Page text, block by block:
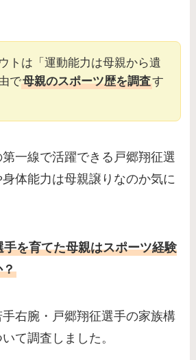
トは「運動能力は母親から遺
で母親のスポーツ歴を調査す
一線で活躍できる戸郷翔征選
体能力は母親譲りなのか気に
を育てた母親はスポーツ経験
？
右腕・戸郷翔征選手の家族構
て調査しました。